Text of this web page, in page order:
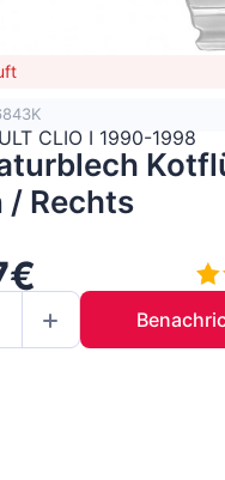
CLIO I 1990-1998
/ Rechts